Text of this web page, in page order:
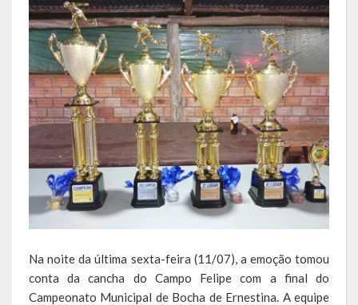
Administração
Assistência Social
Educação, Cultura, Desporto e Turismo
Sala Multidisciplinar Saber Mais
Escola Municipal de Educação Infantil Dr. Orlando Rojas
Escola Municipal De Ensino Fundamental Educarte
Escola Municipal De Ensino Fundamental Osvaldo Cruz
Na noite da última sexta-feira (11/07), a emoção tomou
conta da cancha do Campo Felipe com a final do
Campeonato Municipal de Bocha de Ernestina. A equipe